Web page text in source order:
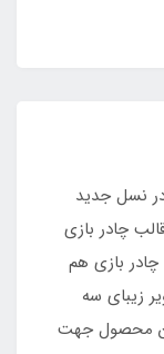
نسل جدید
چادر بازی
بازی هم
زیبای سه
محصول جهت